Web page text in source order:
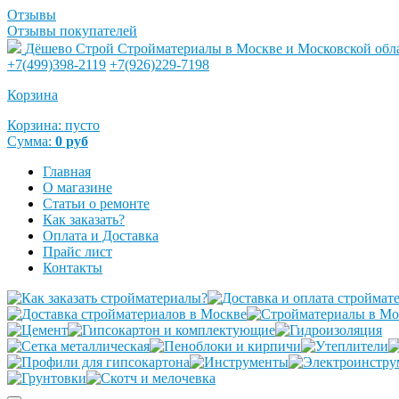
Отзывы
Отзывы покупателей
Дёшево Строй Стройматериалы в Москве и Московской
+7(499)398-2119 +7(926)229-7198
Корзина
Корзина: пусто
Сумма: 0 руб
Главная
О магазине
Статьи о ремонте
Как заказать?
Оплата и Доставка
Прайс лист
Контакты